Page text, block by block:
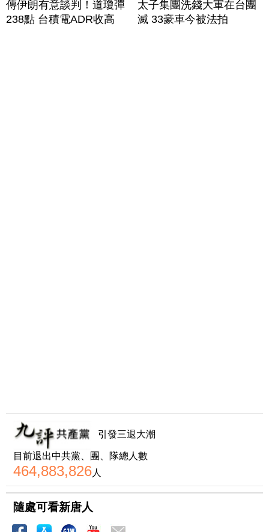
傳伊朗有意談判！道瓊彈
238點 台積電ADR收高
太子集團洗錢大軍在台團
滅 33豪車今被法拍
引發三退大潮
目前退出中共黨、團、隊總人數
464,883,826人
隨處可看新唐人